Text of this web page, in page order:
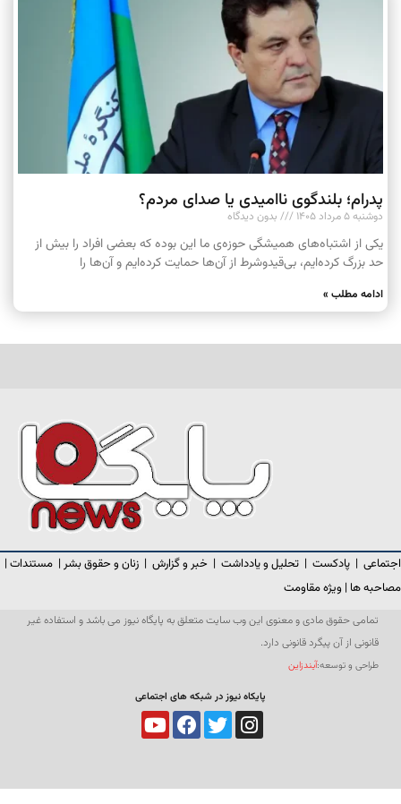
پدرام؛ بلندگوی ناامیدی یا صدای مردم؟
دوشنبه ۵ مرداد ۱۴۰۵ بدون دیدگاه
یکی از اشتباه‌های همیشگی حوزه‌ی ما این بوده که بعضی افراد را بیش از
حد بزرگ کرده‌ایم، بی‌قیدوشرط از آن‌ها حمایت کرده‌ایم و آن‌ها را
ادامه مطلب »
اجتماعی | پادکست | تحلیل و یادداشت | خبر و گزارش | زنان و حقوق بشر | مستندات |
مصاحبه ها | ویژه مقاومت
تمامی حقوق مادی و معنوی این وب سایت متعلق به پایگاه نیوز می باشد و استفاده غیر
قانونی از آن پیگرد قانونی دارد.
طراحی و توسعه:آیندزاین
پایکاه نیوز در شبکه های اجتماعی